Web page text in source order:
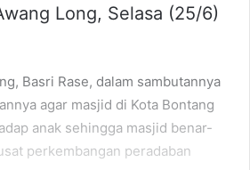
Long, Selasa (25/6)
Basri Rase, dalam sambutannya
agar masjid di Kota Bontang
anak sehingga masjid benar-
perkembangan peradaban